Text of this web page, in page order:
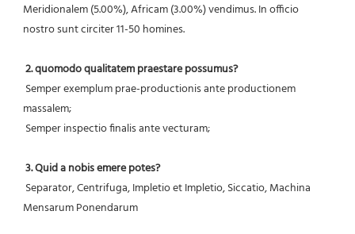
Meridionalem (5.00%), Africam (3.00%) vendimus. In officio
nostro sunt circiter 11-50 homines.
2. quomodo qualitatem praestare possumus?
massalem;
Semper inspectio finalis ante vecturam;
3. Quid a nobis emere potes?
Mensarum Ponendarum